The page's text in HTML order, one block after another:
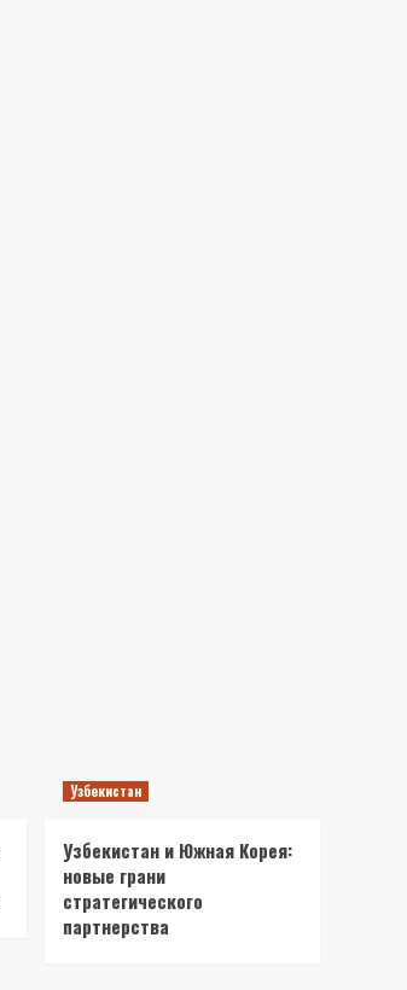
Узбекистан
Узбекистан и Южная Корея:
новые грани
стратегического
партнерства